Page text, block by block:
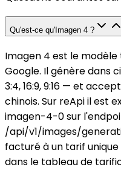
Qu'est-ce qu'Imagen 4 ?
Imagen 4 est le
Google. Il génère dans
3:4, 16:9, 9:16 — et
chinois. Sur reApi il est
imagen-4-0 sur
/api/v1/images/
facturé à un tarif
dans le tableau de